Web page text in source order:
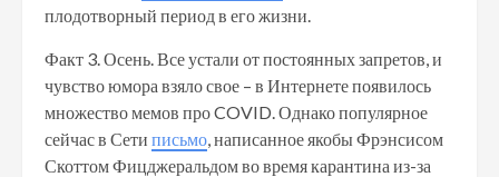
плодотворный период в его жизни.
Факт 3. Осень. Все устали от постоянных запретов, и
чувство юмора взяло свое – в Интернете появилось
множество мемов про COVID. Однако популярное
сейчас в Сети письмо, написанное якобы Фрэнсисом
Скоттом Фицджеральдом во время карантина из-за